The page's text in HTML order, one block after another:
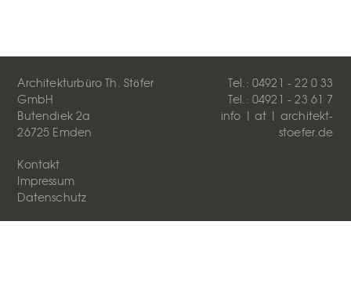
Architekturbüro Th. Stöfer
GmbH
Butendiek 2a
26725 Emden
Tel.: 04921 - 22 0 33
Tel.: 04921 - 23 61 7
info | at | architekt-
stoefer.de
Kontakt
Impressum
Datenschutz